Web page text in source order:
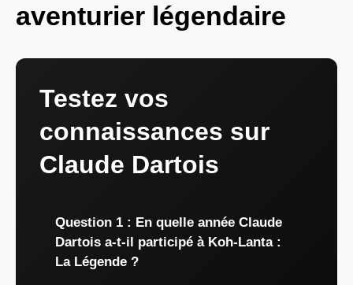
aventurier légendaire
Testez vos
connaissances sur
Claude Dartois
Question 1 : En quelle année Claude
Dartois a-t-il participé à Koh-Lanta :
La Légende ?